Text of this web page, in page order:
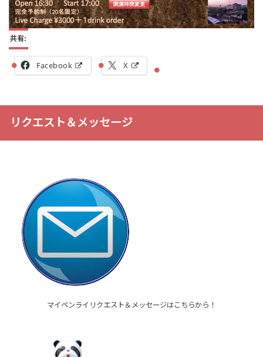
共有:
Facebook X
リクエスト＆メッセージ
マイペンライリクエスト＆メッセージはこちらから！